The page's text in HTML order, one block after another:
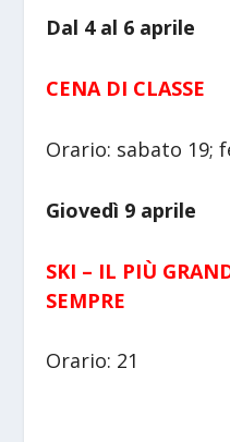
Dal 4 al 6 aprile
CENA DI CLASSE
Orario: sabato 19;
Giovedì 9 aprile
SKI – IL PIÙ
SEMPRE
Orario: 21